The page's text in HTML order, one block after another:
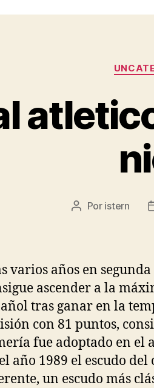
Autor
Por istern
varios años en
ascender a la
tras ganar en la
con 81 puntos,
fue adoptado en el
año 1989 el escudo
un escudo más